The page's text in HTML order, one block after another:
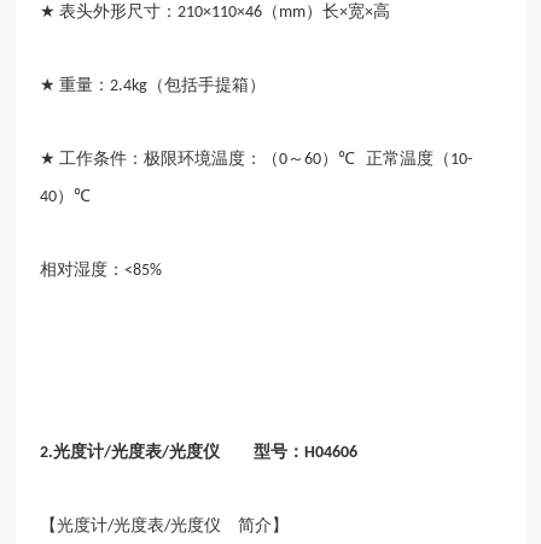
★表头外形尺寸： 210×110×46 （ mm）长×宽×高
★重量： 2.4kg （包括手提箱）
★工作条件：极限环境温度：（0 ～60）℃ 正常温度（ 10-
40）℃
相对湿度：<85%
2.光度计/光度表/光度仪 型号：H04606
【光度计/光度表/光度仪 简介】